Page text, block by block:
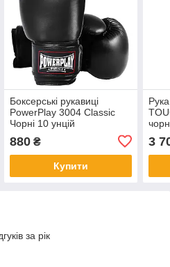
Боксерські рукавиці
PowerPlay 3004 Classic
Чорні 10 унцій
880₴
Купити
3
за рік